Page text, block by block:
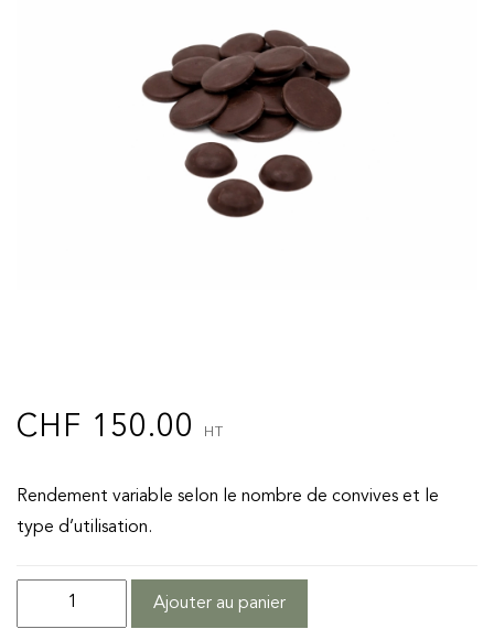
CHF 150.00 HT
Rendement variable selon le nombre de convives et le
type d’utilisation.
quantité
de
Ajouter au panier